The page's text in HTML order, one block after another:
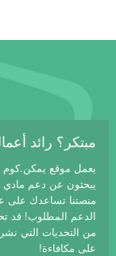
مبتكر؟ رائد
يعمل موقع يمكن.كوم
يبحثون عن دعم مادي
منصتنا تساعدك على
الدعم المطلوب! قد
من التحديات التي
على مكافاءة!